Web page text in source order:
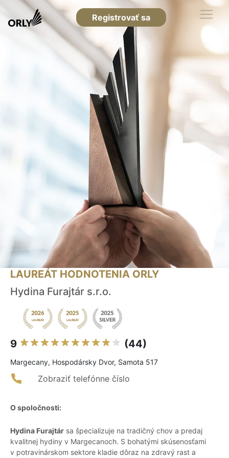
Registrovať sa
LAUREÁT HODNOTENIA ORLY
Hydina Furajtár s.r.o.
9 (44)
Margecany, Hospodársky Dvor, Samota 517
Zobraziť telefónne číslo
O spoločnosti:
Hydina Furajtár sa špecializuje na tradičný chov a predaj
kvalitnej hydiny v Margecanoch. S bohatými skúsenosťami
v potravinárskom sektore kladie dôraz na zdravý rast a